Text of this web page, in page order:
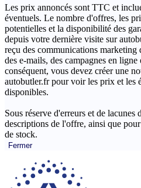
Les prix annoncés sont TTC et
éventuels. Le nombre d'offres, les
potentielles et la disponibilité des
depuis votre dernière visite sur
reçu des communications marketing
des e-mails, des campagnes en
conséquent, vous devez créer une
autobutler.fr pour voir les prix et les
disponibles.
Sous réserve d'erreurs et de lacunes
descriptions de l'offre, ainsi que
de stock.
Fermer